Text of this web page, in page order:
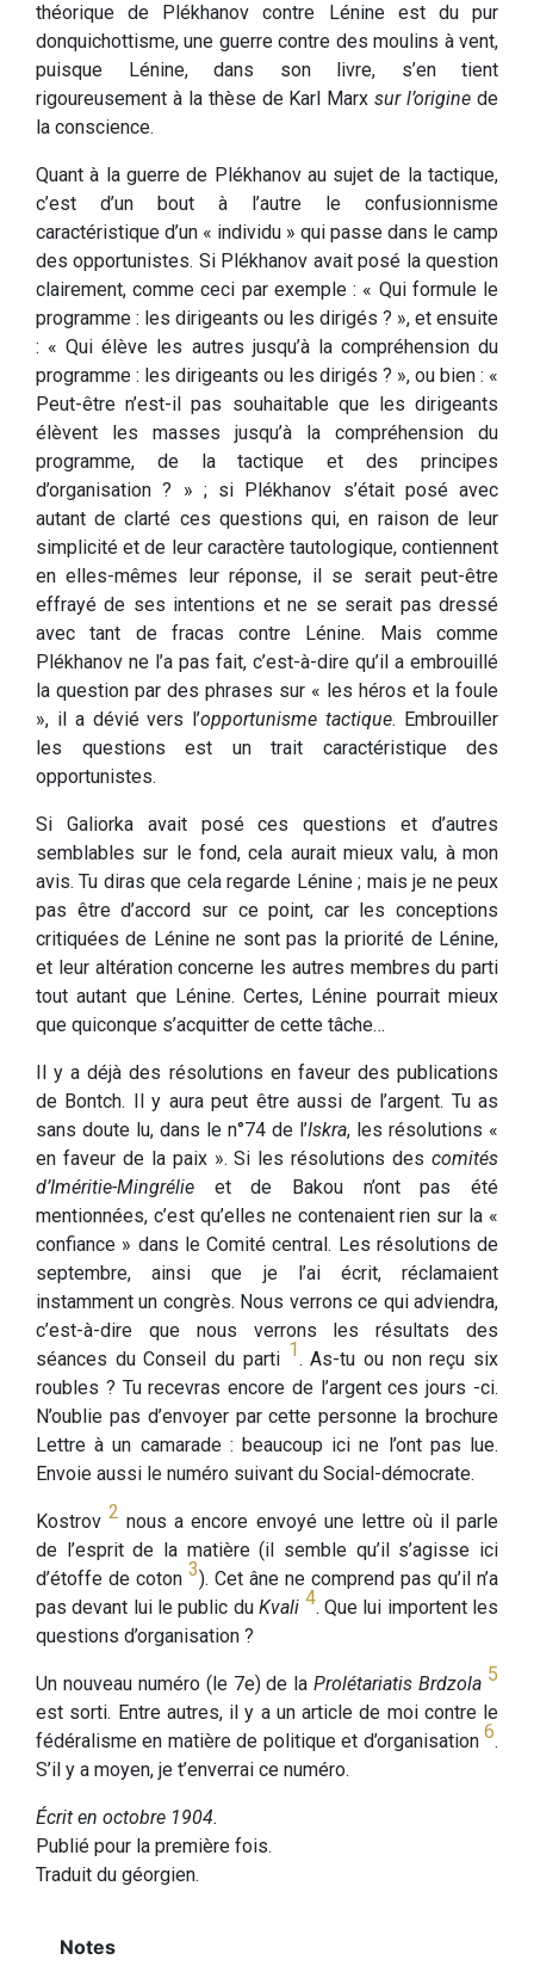
théorique de Plékhanov contre Lénine est du pur
donquichottisme, une guerre contre des moulins à vent,
puisque Lénine, dans son livre, s’en tient
rigoureusement à la thèse de Karl Marxsur l’origine de
la conscience.
Quant à la guerre de Plékhanov au sujet de la tactique,
c’est d’un bout à l’autre le confusionnisme
caractéristique d’un « individu » qui passe dans le camp
des opportunistes. Si Plékhanov avait posé la question
clairement, comme ceci par exemple : « Qui formule le
programme : les dirigeants ou les dirigés ? », et ensuite
: « Qui élève les autres jusqu’à la compréhension du
programme : les dirigeants ou les dirigés ? », ou bien : «
Peut-être n’est-il pas souhaitable que les dirigeants
élèvent les masses jusqu’à la compréhension du
programme, de la tactique et des principes
d’organisation ? » ; si Plékhanov s’était posé avec
autant de clarté ces questions qui, en raison de leur
simplicité et de leur caractère tautologique, contiennent
en elles-mêmes leur réponse, il se serait peut-être
effrayé de ses intentions et ne se serait pas dressé
avec tant de fracas contre Lénine. Mais comme
Plékhanov ne l’a pas fait, c’est-à-dire qu’il a embrouillé
la question par des phrases sur « les héros et la foule
», il a dévié vers l’opportunisme tactique. Embrouiller
les questions est un trait caractéristique des
opportunistes.
Si Galiorka avait posé ces questions et d’autres
semblables sur le fond, cela aurait mieux valu, à mon
avis. Tu diras que cela regarde Lénine ; mais je ne peux
pas être d’accord sur ce point, car les conceptions
critiquées de Lénine ne sont pas la priorité de Lénine,
et leur altération concerne les autres membres du parti
tout autant que Lénine. Certes, Lénine pourrait mieux
que quiconque s’acquitter de cette tâche…
Il y a déjà des résolutions en faveur des publications
de Bontch. Il y aura peut être aussi de l’argent. Tu as
sans doute lu, dans le n°74 de l’Iskra, les résolutions «
en faveur de la paix ». Si les résolutions des comités
d’Iméritie-Mingrélie et de Bakou n’ont pas été
mentionnées, c’est qu’elles ne contenaient rien sur la «
confiance » dans le Comité central. Les résolutions de
septembre, ainsi que je l’ai écrit, réclamaient
instamment un congrès. Nous verrons ce qui adviendra,
c’est-à-dire que nous verrons les résultats des
séances du Conseil du parti 1. As-tu ou non reçu six
roubles ? Tu recevras encore de l’argent ces jours -ci.
N’oublie pas d’envoyer par cette personne la brochure
Lettre à un camarade : beaucoup ici ne l’ont pas lue.
Envoie aussi le numéro suivant du Social-démocrate.
Kostrov2 nous a encore envoyé une lettre où il parle
de l’esprit de la matière (il semble qu’il s’agisse ici
d’étoffe de coton 3). Cet âne ne comprend pas qu’il n’a
pas devant lui le public duKvali 4. Que lui importent les
questions d’organisation ?
Un nouveau numéro (le 7e) de laProlétariatis Brdzola 5
est sorti. Entre autres, il y a un article de moi contre le
fédéralisme en matière de politique et d’organisation 6.
S’il y a moyen, je t’enverrai ce numéro.
Écrit en octobre 1904.
Publié pour la première fois.
Traduit du géorgien.